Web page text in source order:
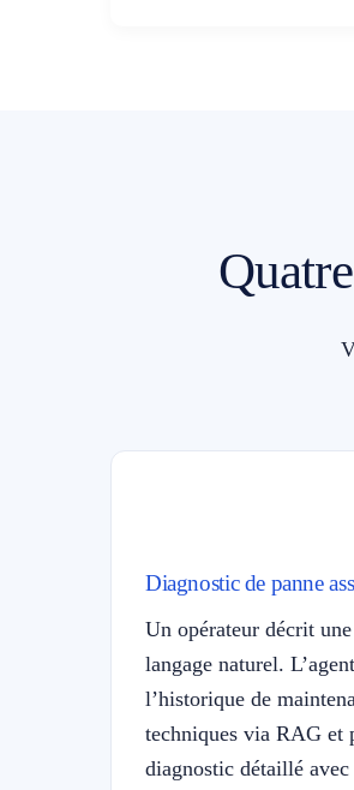
Diagnostic de panne
Un opérateur décrit
langage naturel.
l’historique de
techniques via RAG et
diagnostic détaillé avec